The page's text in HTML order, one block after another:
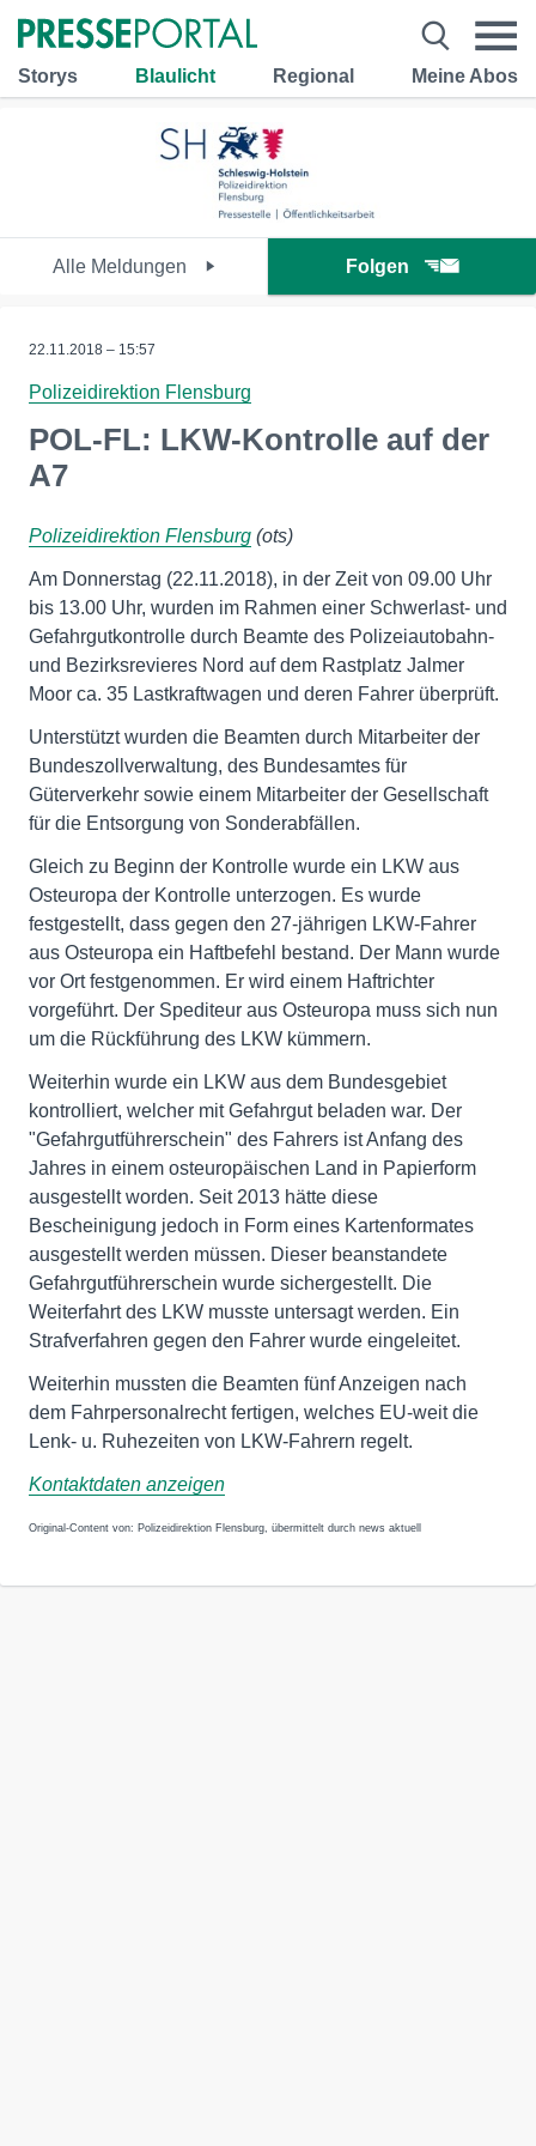
Storys Blaulicht Regional Meine Abos
Alle Meldungen Folgen
22.11.2018 – 15:57
Polizeidirektion Flensburg
POL-FL: LKW-Kontrolle auf der
A7
Polizeidirektion Flensburg (ots)
Am Donnerstag (22.11.2018), in der Zeit von 09.00 Uhr
bis 13.00 Uhr, wurden im Rahmen einer Schwerlast- und
Gefahrgutkontrolle durch Beamte des Polizeiautobahn-
und Bezirksrevieres Nord auf dem Rastplatz Jalmer
Moor ca. 35 Lastkraftwagen und deren Fahrer überprüft.
Unterstützt wurden die Beamten durch Mitarbeiter der
Bundeszollverwaltung, des Bundesamtes für
Güterverkehr sowie einem Mitarbeiter der Gesellschaft
für die Entsorgung von Sonderabfällen.
Gleich zu Beginn der Kontrolle wurde ein LKW aus
Osteuropa der Kontrolle unterzogen. Es wurde
festgestellt, dass gegen den 27-jährigen LKW-Fahrer
aus Osteuropa ein Haftbefehl bestand. Der Mann wurde
vor Ort festgenommen. Er wird einem Haftrichter
vorgeführt. Der Spediteur aus Osteuropa muss sich nun
um die Rückführung des LKW kümmern.
Weiterhin wurde ein LKW aus dem Bundesgebiet
kontrolliert, welcher mit Gefahrgut beladen war. Der
"Gefahrgutführerschein" des Fahrers ist Anfang des
Jahres in einem osteuropäischen Land in Papierform
ausgestellt worden. Seit 2013 hätte diese
Bescheinigung jedoch in Form eines Kartenformates
ausgestellt werden müssen. Dieser beanstandete
Gefahrgutführerschein wurde sichergestellt. Die
Weiterfahrt des LKW musste untersagt werden. Ein
Strafverfahren gegen den Fahrer wurde eingeleitet.
Weiterhin mussten die Beamten fünf Anzeigen nach
dem Fahrpersonalrecht fertigen, welches EU-weit die
Lenk- u. Ruhezeiten von LKW-Fahrern regelt.
Kontaktdaten anzeigen
Original-Content von: Polizeidirektion Flensburg, übermittelt durch news aktuell